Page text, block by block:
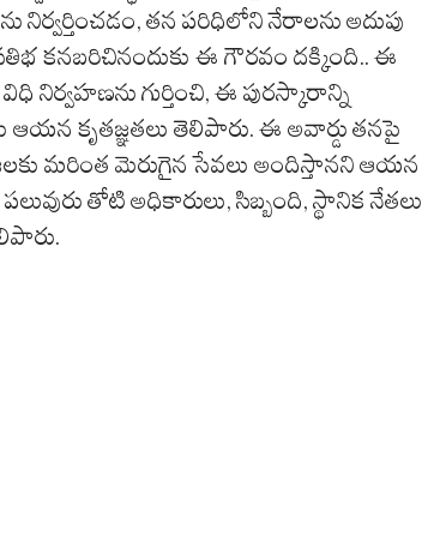
తన పరిధిలోని నేరాలను అదుపు
కనబరిచినందుకు ఈ గౌరవం దక్కింది.. ​ఈ
నిర్వహణను గుర్తించి, ఈ పురస్కారాన్ని
ఆయన కృతజ్ఞతలు తెలిపారు. ఈ అవార్డు తనపై
మరింత మెరుగైన సేవలు అందిస్తానని ఆయన
తోటి అధికారులు, సిబ్బంది, స్థానిక నేతలు